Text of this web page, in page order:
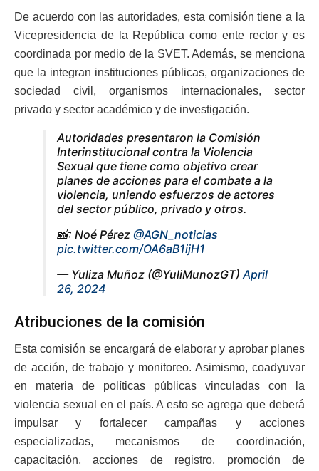
De acuerdo con las autoridades, esta comisión tiene a la
Vicepresidencia de la República como ente rector y es
coordinada por medio de la SVET. Además, se menciona
que la integran instituciones públicas, organizaciones de
sociedad civil, organismos internacionales, sector
privado y sector académico y de investigación.
Autoridades presentaron la Comisión
Interinstitucional contra la Violencia
Sexual que tiene como objetivo crear
planes de acciones para el combate a la
violencia, uniendo esfuerzos de actores
del sector público, privado y otros.
📸: Noé Pérez @AGN_noticias
pic.twitter.com/OA6aB1ijH1
— Yuliza Muñoz (@YuliMunozGT)April
26, 2024
Atribuciones de la comisión
Esta comisión se encargará de elaborar y aprobar planes
de acción, de trabajo y monitoreo. Asimismo, coadyuvar
en materia de políticas públicas vinculadas con la
violencia sexual en el país. A esto se agrega que deberá
impulsar y fortalecer campañas y acciones
especializadas, mecanismos de coordinación,
capacitación, acciones de registro, promoción de